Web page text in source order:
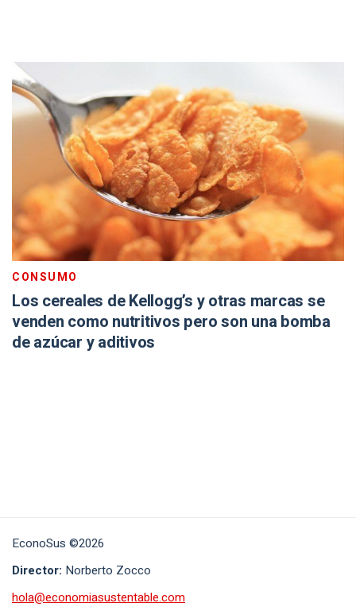
CONSUMO
Los cereales de Kellogg’s y otras marcas se
venden como nutritivos pero son una bomba
de azúcar y aditivos
EconoSus ©2026
Director: Norberto Zocco
hola@economiasustentable.com